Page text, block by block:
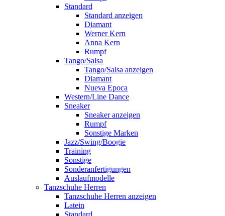
Standard
Standard anzeigen
Diamant
Werner Kern
Anna Kern
Rumpf
Tango/Salsa
Tango/Salsa anzeigen
Diamant
Nueva Epoca
Western/Line Dance
Sneaker
Sneaker anzeigen
Rumpf
Sonstige Marken
Jazz/Swing/Boogie
Training
Sonstige
Sonderanfertigungen
Auslaufmodelle
Tanzschuhe Herren
Tanzschuhe Herren anzeigen
Latein
Standard